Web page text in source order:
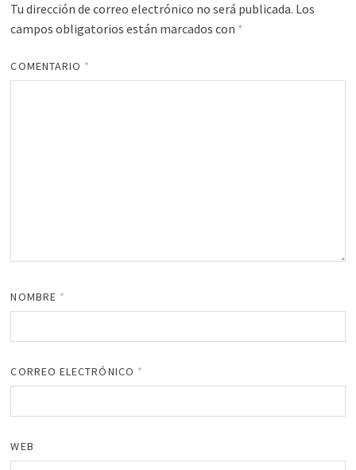
Tu dirección de correo electrónico no será publicada. Los
campos obligatorios están marcados con *
COMENTARIO *
NOMBRE *
CORREO ELECTRÓNICO *
WEB